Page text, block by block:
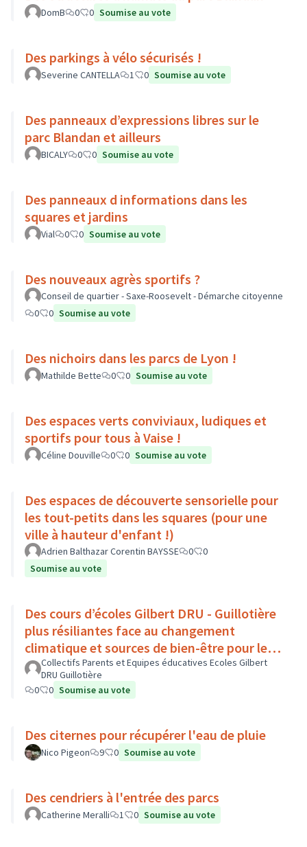
DomB 0 0 Soumise au vote
Des parkings à vélo sécurisés !
Severine CANTELLA 1 0 Soumise au vote
Des panneaux d’expressions libres sur le
parc Blandan et ailleurs
BICALY 0 0 Soumise au vote
Des panneaux d informations dans les
squares et jardins
Vial 0 0 Soumise au vote
Des nouveaux agrès sportifs ?
Conseil de quartier - Saxe-Roosevelt - Démarche citoyenne
0
0 Soumise au vote
Des nichoirs dans les parcs de Lyon !
Mathilde Bette 0 0 Soumise au vote
Des espaces verts conviviaux, ludiques et
sportifs pour tous à Vaise !
Céline Douville 0 0 Soumise au vote
Des espaces de découverte sensorielle pour
les tout-petits dans les squares (pour une
ville à hauteur d'enfant !)
Adrien Balthazar Corentin BAYSSE 0
0
Soumise au vote
Des cours d’écoles Gilbert DRU - Guillotière
plus résiliantes face au changement
climatique et sources de bien-être pour les
enfants - Lyon 7
Collectifs Parents et Equipes éducatives Ecoles Gilbert
DRU Guillotière
0
0 Soumise au vote
Des citernes pour récupérer l'eau de pluie
Nico Pigeon 9 0 Soumise au vote
Des cendriers à l'entrée des parcs
Catherine Meralli 1 0 Soumise au vote